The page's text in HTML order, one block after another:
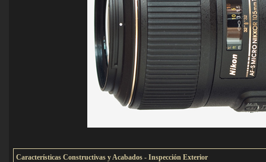
Características Constructivas y Acabados - Inspección Exterior